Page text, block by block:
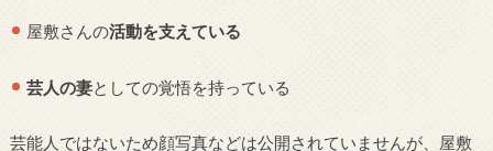
屋敷さんの活動を支えている
芸人の妻としての覚悟を持っている
芸能人ではないため顔写真などは公開されていませんが、屋敷